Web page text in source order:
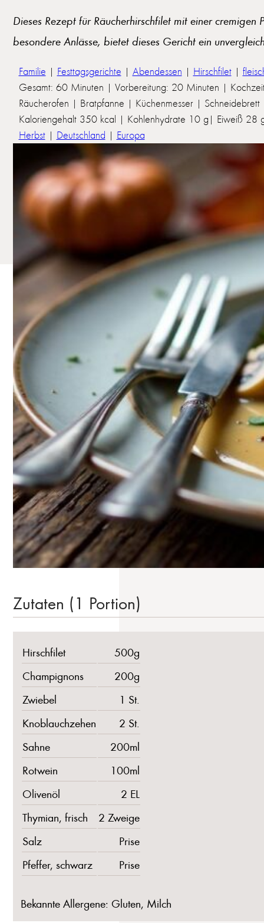
Dieses Rezept für Räucherhirschfilet mit einer
besondere Anlässe, bietet dieses Gericht ein
Familie | Festtagsgerichte | Abendessen | Hirschfilet|
Gesamt: 60 Minuten | Vorbereitung: 20 Minuten |
Räucherofen | Bratpfanne | Küchenmesser |
Kaloriengehalt 350 kcal | Kohlenhydrate 10 g| Eiweiß 28
Herbst| Deutschland | Europa
Zutaten (1 Portion)
Hirschfilet
500g
Champignons
200g
Zwiebel
1 St.
Knoblauchzehen
2 St.
Sahne
200ml
Rotwein
100ml
Olivenöl
2 EL
Thymian, frisch
2 Zweige
Salz
Prise
Pfeffer, schwarz
Prise
Bekannte Allergene: Gluten, Milch